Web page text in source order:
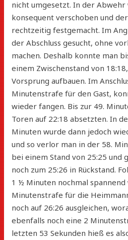
nicht umgesetzt. In der
konsequent verschoben und
rechtzeitig festgemacht. Im
der Abschluss gesucht, ohne
machen. Deshalb konnte man
einem Zwischenstand von
Vorsprung aufbauen. Im
Minutenstrafe für den Gast,
wieder fangen. Bis zur 49.
Toren auf 22:18 absetzten. In
Minuten wurde dann jedoch
und so verlor man in der 58.
bei einem Stand von 25:25 und
noch zum 25:26 in Rückstand.
1 ½ Minuten nochmal
Minutenstrafe für die
noch auf 26:26 ausgleichen,
ebenfalls noch eine 2
letzten 53 Sekunden hieß es